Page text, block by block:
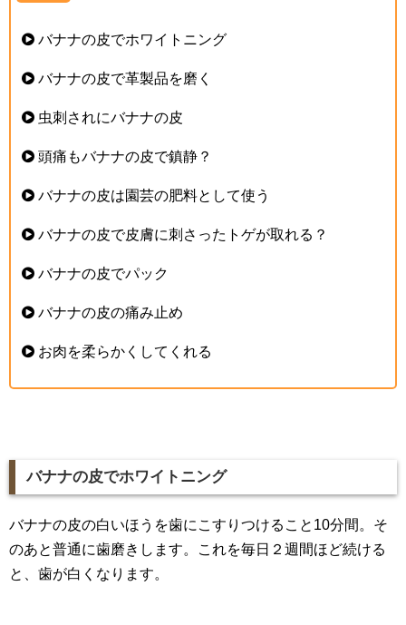
バナナの皮でホワイトニング
バナナの皮で革製品を磨く
虫刺されにバナナの皮
頭痛もバナナの皮で鎮静？
バナナの皮は園芸の肥料として使う
バナナの皮で皮膚に刺さったトゲが取れる？
バナナの皮でパック
バナナの皮の痛み止め
お肉を柔らかくしてくれる
バナナの皮でホワイトニング
バナナの皮の白いほうを歯にこすりつけること10分間。そ
のあと普通に歯磨きします。これを毎日２週間ほど続ける
と、歯が白くなります。